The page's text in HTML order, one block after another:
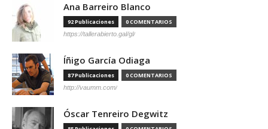
Ana Barreiro Blanco
92 Publicaciones 0 COMENTARIOS
https://tallerabierto.gal/gl/
Íñigo García Odiaga
87 Publicaciones 0 COMENTARIOS
http://vaumm.com/
Óscar Tenreiro Degwitz